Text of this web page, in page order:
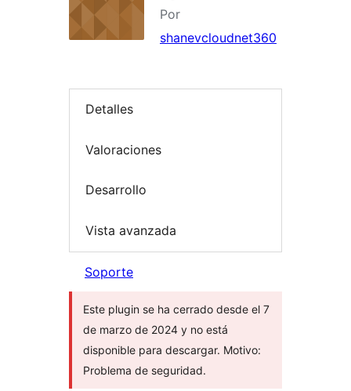
Por
shanevcloudnet360
Detalles
Valoraciones
Desarrollo
Vista avanzada
Soporte
Este plugin se ha cerrado desde el 7
de marzo de 2024 y no está
disponible para descargar. Motivo:
Problema de seguridad.